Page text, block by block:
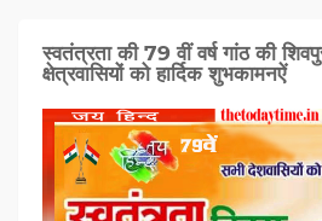
स्वतंत्रता की 79 वीं वर्ष गांठ की
क्षेत्रवासियों को हार्दिक शुभकामनऐं